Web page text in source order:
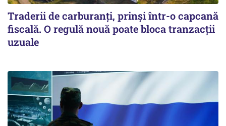
Traderii de carburanți, prinși într-o capcană
fiscală. O regulă nouă poate bloca tranzacții
uzuale